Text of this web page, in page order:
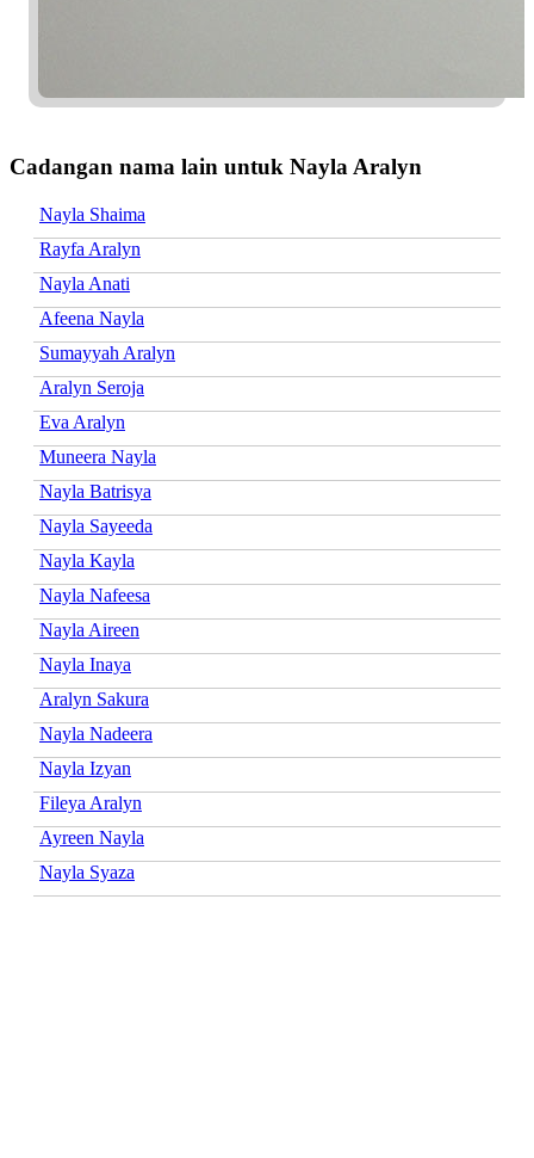
Cadangan nama lain untuk Nayla Aralyn
Nayla Shaima
Rayfa Aralyn
Nayla Anati
Afeena Nayla
Sumayyah Aralyn
Aralyn Seroja
Eva Aralyn
Muneera Nayla
Nayla Batrisya
Nayla Sayeeda
Nayla Kayla
Nayla Nafeesa
Nayla Aireen
Nayla Inaya
Aralyn Sakura
Nayla Nadeera
Nayla Izyan
Fileya Aralyn
Ayreen Nayla
Nayla Syaza